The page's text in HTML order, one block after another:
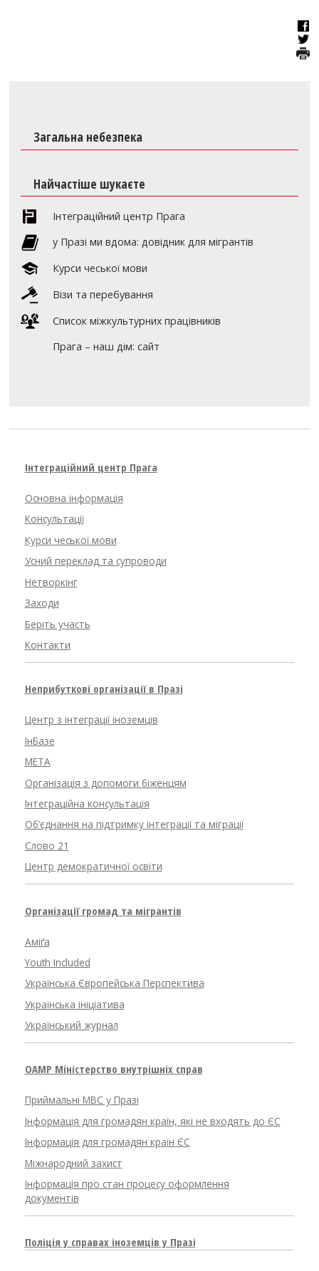
Загальна небезпека
Найчастіше шукаєте
Інтеграційний центр Прага
y Празі ми вдома: довідник для мігрантів
Курси чеської мови
Візи та перебування
Список міжкультурних працівників
Прага – наш дім: сайт
Інтеграційний центр Прага
Основна інформація
Консультації
Курси чеської мови
Усний переклад та супроводи
Нетворкінг
Заходи
Беріть участь
Контакти
Неприбуткові організації в Празі
Центр з інтеграції іноземців
ІнБазе
META
Організація з допомоги біженцям
Інтеграційна консультація
Об’єднання на підтримку інтеграції та міграції
Слово 21
Центр демократичної освіти
Організації громад та мігрантів
Аміґа
Youth Included
Українська Європейська Перспектива
Українська ініціатива
Український журнал
OAMP Міністерство внутрішніх справ
Приймальні МВС у Празі
Інформація для громадян країн, які не входять до ЄС
Інформація для громадян країн ЄС
Міжнародний захист
Інформація про стан процесу оформлення
документів
Поліція у справах іноземців у Празі